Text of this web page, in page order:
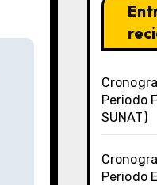
Periodo
SUNAT)
Periodo